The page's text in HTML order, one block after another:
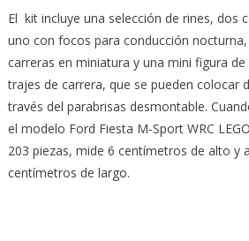
El kit incluye una selección de rines, dos
uno con focos para conducción
carreras en miniatura y una mini figura
trajes de carrera, que se pueden colocar
través del parabrisas desmontable.
el modelo Ford Fiesta M-Sport WRC LEGO
203 piezas, mide 6 centímetros de alto y
centímetros de largo.